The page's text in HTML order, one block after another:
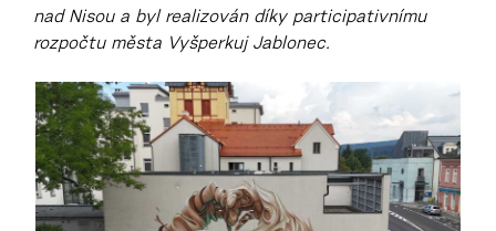
nad Nisou a byl realizován díky participativnímu
rozpočtu města Vyšperkuj Jablonec.